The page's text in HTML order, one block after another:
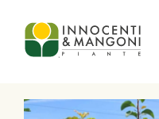
Skip to main content